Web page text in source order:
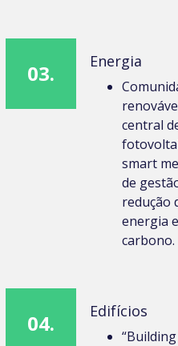
03. Energia
central
smart
de
redução
energia
carbono.
04. Edifícios